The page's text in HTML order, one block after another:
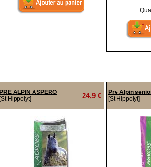
PRE ALPIN ASPERO
[St Hippolyt]
24,9 €
Pre Alpin
[St Hippolyt]